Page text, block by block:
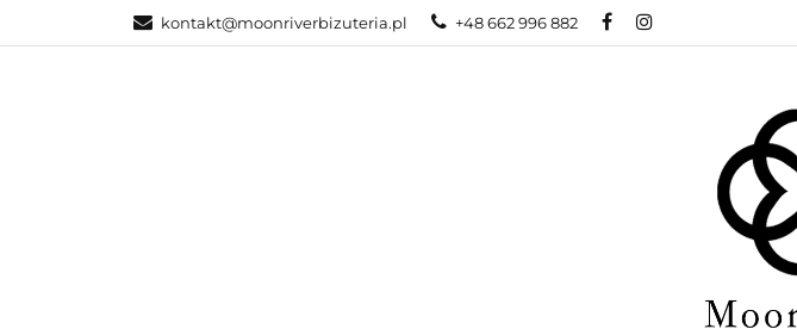
kontakt@moonriverbizuteria.pl +48 662 996 882
KATEGORIE